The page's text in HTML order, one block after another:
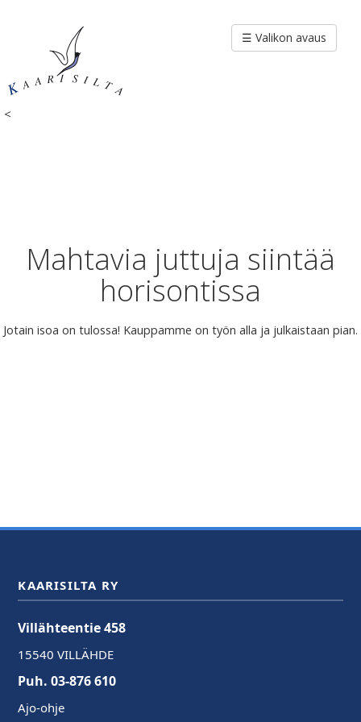
<
☰ Valikon avaus
Mahtavia juttuja siintää
horisontissa
Jotain isoa on tulossa! Kauppamme on työn alla ja julkaistaan pian.
KAARISILTA RY
Villähteentie 458
15540 VILLÄHDE
Puh. 03-876 610
Ajo-ohje